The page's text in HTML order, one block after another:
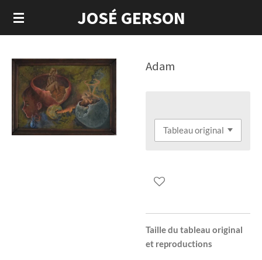
Passer
au
JOSÉ GERSON
Adam
Taille du tableau original
et reproductions